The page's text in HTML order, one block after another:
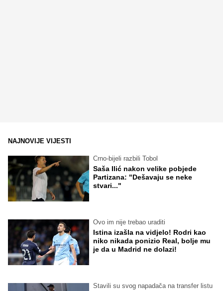
NAJNOVIJE VIJESTI
Crno-bijeli razbili Tobol
Saša Ilić nakon velike pobjede
Partizana: "Dešavaju se neke
stvari..."
Ovo im nije trebao uraditi
Istina izašla na vidjelo! Rodri kao
niko nikada ponizio Real, bolje mu
je da u Madrid ne dolazi!
Stavili su svog napadača na transfer listu